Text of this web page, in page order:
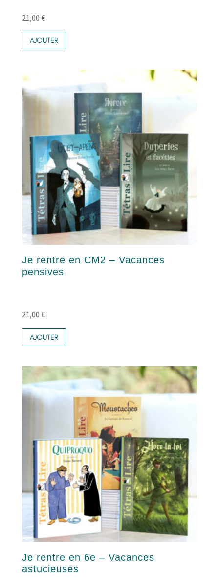
21,00 €
AJOUTER
Je rentre en CM2 – Vacances
pensives
21,00 €
AJOUTER
Je rentre en 6e – Vacances
astucieuses